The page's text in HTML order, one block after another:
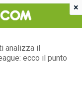
analizza il
ecco il punto
×